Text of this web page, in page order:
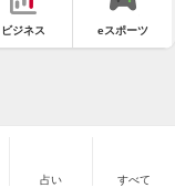
ビジネス eスポーツ
占い すべて